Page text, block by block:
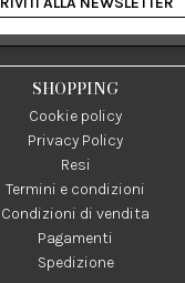
84122 Salerno Italia
P IVA 03024950655
SHOPPING
Cookie policy
Privacy Policy
Resi
Termini e condizioni
Condizioni di vendita
Pagamenti
Spedizione